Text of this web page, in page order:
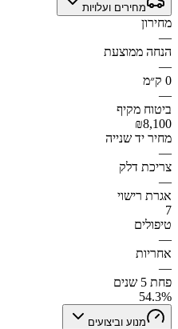
מחירים ועלויות
מחירון
—
הנחה ממוצעת
—
0 ק״מ
—
ביטוח מקיף
₪8,100
מחיר יד שנייה
—
צריכת דלק
—
אגרת רישוי
7
טיפולים
—
אחריות
—
פחת 5 שנים
54.3%
מנוע וביצועים